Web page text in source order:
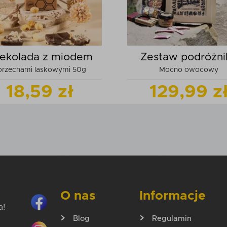
z miodem
laskowymi 50g
18,59 zł
Dodaj do koszyka
Zestaw
"PROWIANT
Mocno owocowy
129,99
Dodaj do
O nas
Blog
Informacje
Regulamin